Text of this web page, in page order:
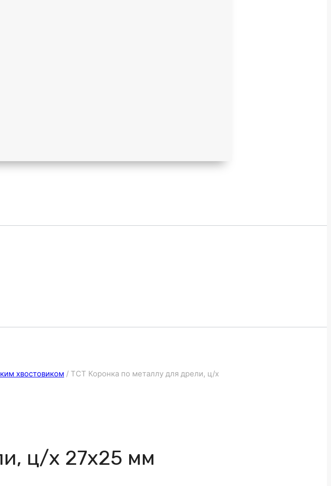
хвостовиком / ТСТ Коронка по металлу для дрели, ц/х
ц/х 27х25 мм